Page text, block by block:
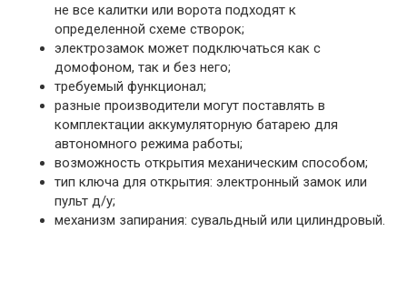
не все калитки или ворота подходят к
определенной схеме створок;
электрозамок может подключаться как с
домофоном, так и без него;
требуемый функционал;
разные производители могут поставлять в
комплектации аккумуляторную батарею для
автономного режима работы;
возможность открытия механическим способом;
тип ключа для открытия: электронный замок или
пульт д/у;
механизм запирания: сувальдный или цилиндровый.